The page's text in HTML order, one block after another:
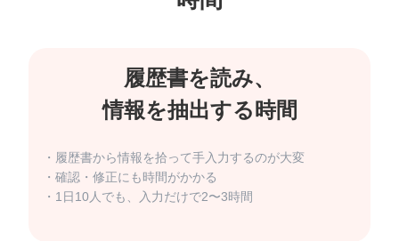
履歴書を読み、
・履歴書から情報を拾って手入力するのが大変
・確認・修正にも時間がかかる
・1日10人でも、入力だけで2〜3時間